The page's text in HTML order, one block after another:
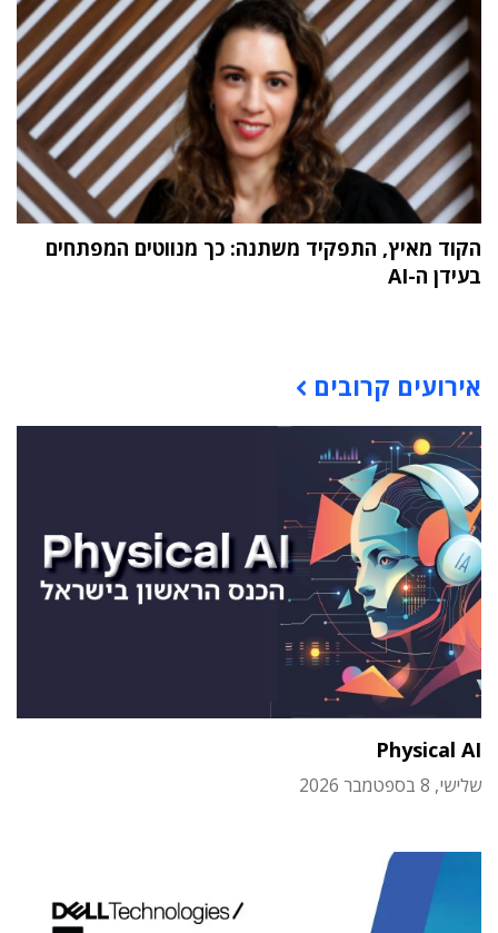
הקוד מאיץ, התפקיד משתנה: כך מנווטים המפתחים
בעידן ה-AI
אירועים קרובים
Physical AI
שלישי, 8 בספטמבר 2026